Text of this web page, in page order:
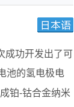
成功开发出了可
池的氢电极电
铂‐钴合金纳米